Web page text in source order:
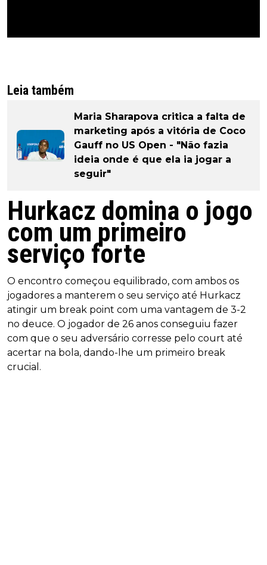
Leia também
Maria Sharapova critica a falta de
marketing após a vitória de Coco
Gauff no US Open - "Não fazia
ideia onde é que ela ia jogar a
seguir"
Hurkacz domina o jogo
com um primeiro
serviço forte
O encontro começou equilibrado, com ambos os
jogadores a manterem o seu serviço até Hurkacz
atingir um break point com uma vantagem de 3-2
no deuce. O jogador de 26 anos conseguiu fazer
com que o seu adversário corresse pelo court até
acertar na bola, dando-lhe um primeiro break
crucial.